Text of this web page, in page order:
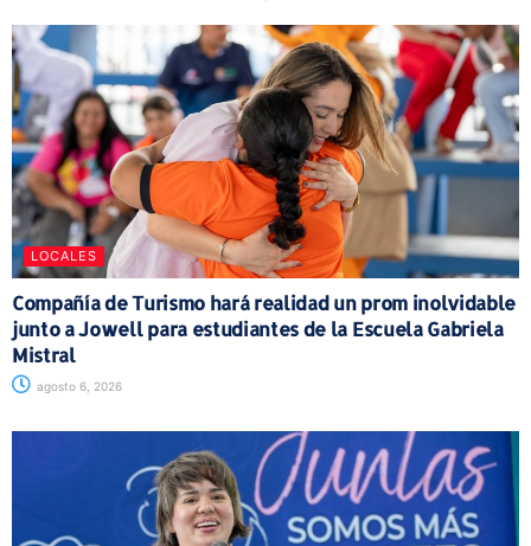
LOCALES
Compañía de Turismo hará realidad un prom inolvidable
junto a Jowell para estudiantes de la Escuela Gabriela
Mistral
agosto 6, 2026